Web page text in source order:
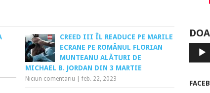
CREED III ÎL READUCE PE MARILE
ECRANE PE ROMÂNUL FLORIAN
MUNTEANU ALĂTURI DE
MICHAEL B. JORDAN DIN 3 MARTIE
Niciun comentariu |feb. 22, 2023
Player
audio